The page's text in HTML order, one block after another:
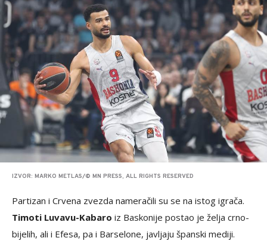
IZVOR: MARKO METLAS/© MN PRESS, ALL RIGHTS RESERVED
Partizan i Crvena zvezda nameračili su se na istog igrača.
Timoti Luvavu-Kabaro iz Baskonije postao je želja crno-
bijelih, ali i Efesa, pa i Barselone, javljaju španski mediji.